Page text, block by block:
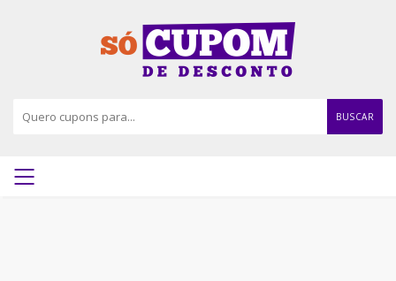
BUSCAR